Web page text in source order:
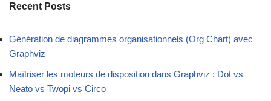
Recent Posts
Génération de diagrammes organisationnels (Org Chart) avec
Graphviz
Maîtriser les moteurs de disposition dans Graphviz : Dot vs
Neato vs Twopi vs Circo